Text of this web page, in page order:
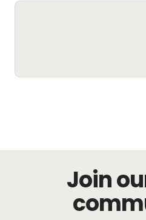
Join